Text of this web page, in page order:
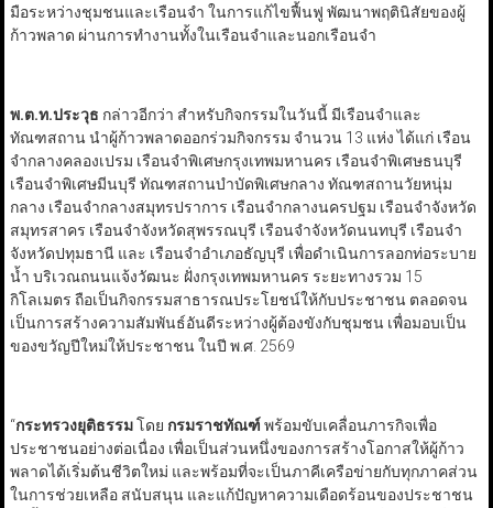
มือระหว่างชุมชนและเรือนจำ ในการแก้ไขฟื้นฟู พัฒนาพฤตินิสัยของผู้
ก้าวพลาด ผ่านการทำงานทั้งในเรือนจำและนอกเรือนจำ
พ.ต.ท.ประวุธ กล่าวอีกว่า สำหรับกิจกรรมในวันนี้ มีเรือนจำและ
ทัณฑสถาน นำผู้ก้าวพลาดออกร่วมกิจกรรม จำนวน 13 แห่ง ได้แก่ เรือน
จำกลางคลองเปรม เรือนจำพิเศษกรุงเทพมหานคร เรือนจำพิเศษธนบุรี
เรือนจำพิเศษมีนบุรี ทัณฑสถานบำบัดพิเศษกลาง ทัณฑสถานวัยหนุ่ม
กลาง เรือนจำกลางสมุทรปราการ เรือนจำกลางนครปฐม เรือนจำจังหวัด
สมุทรสาคร เรือนจำจังหวัดสุพรรณบุรี เรือนจำจังหวัดนนทบุรี เรือนจำ
จังหวัดปทุมธานี และ เรือนจำอำเภอธัญบุรี เพื่อดำเนินการลอกท่อระบาย
น้ำ บริเวณถนนแจ้งวัฒนะ ฝั่งกรุงเทพมหานคร ระยะทางรวม 15
กิโลเมตร ถือเป็นกิจกรรมสาธารณประโยชน์ให้กับประชาชน ตลอดจน
เป็นการสร้างความสัมพันธ์อันดีระหว่างผู้ต้องขังกับชุมชน เพื่อมอบเป็น
ของขวัญปีใหม่ให้ประชาชน ในปี พ.ศ. 2569
“กระทรวงยุติธรรมโดย กรมราชทัณฑ์ พร้อมขับเคลื่อนภารกิจเพื่อ
ประชาชนอย่างต่อเนื่อง เพื่อเป็นส่วนหนึ่งของการสร้างโอกาสให้ผู้ก้าว
พลาดได้เริ่มต้นชีวิตใหม่ และพร้อมที่จะเป็นภาคีเครือข่ายกับทุกภาคส่วน
ในการช่วยเหลือ สนับสนุน และแก้ปัญหาความเดือดร้อนของประชาชน